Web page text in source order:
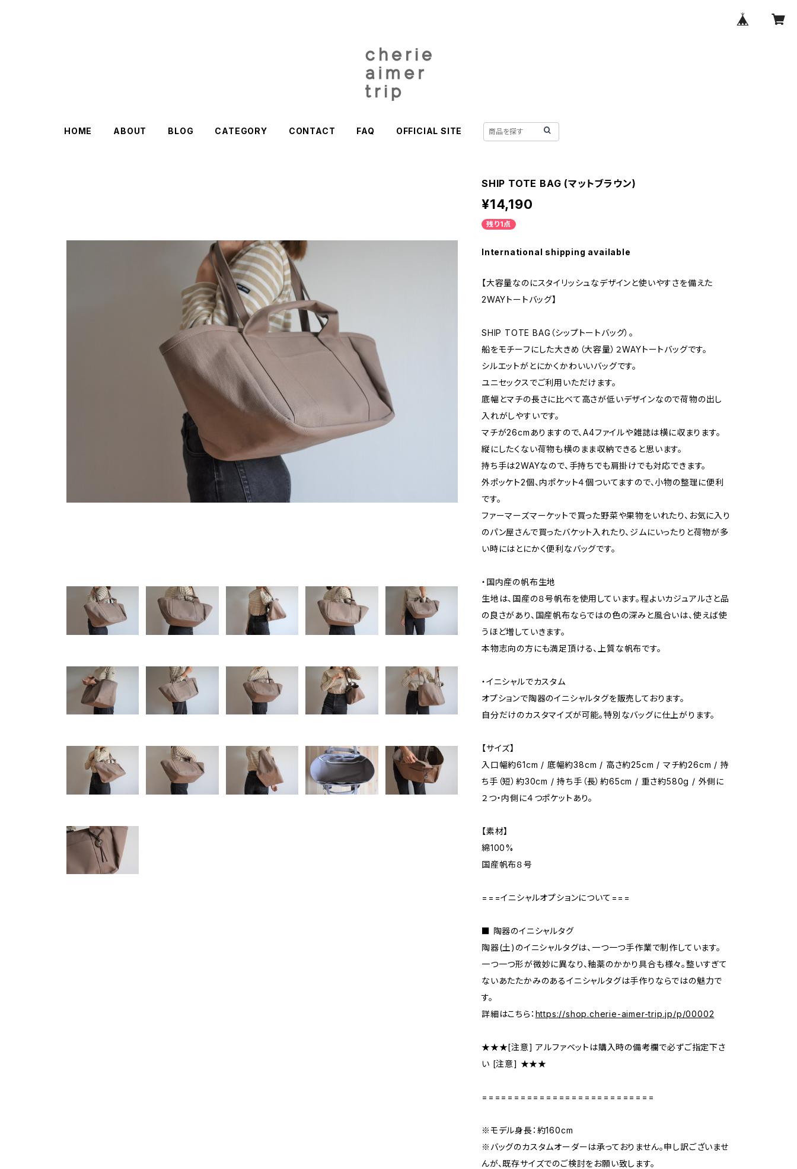
HOME ABOUT BLOG CATEGORY CONTACT FAQ OFFICIAL SITE
SHIP TOTE BAG (マットブラウン)
¥14,190
残り1点
International shipping available
【大容量なのにスタイリッシュなデザインと使いやすさを備えた
2WAYトートバッグ】
SHIP TOTE BAG（シップトートバッグ）。
船をモチーフにした大きめ（大容量）２WAYトートバッグです。
シルエットがとにかくかわいいバッグです。
ユニセックスでご利用いただけます。
底幅とマチの長さに比べて高さが低いデザインなので荷物の出し
入れがしやすいです。
マチが26cmありますので、A4ファイルや雑誌は横に収まります。
縦にしたくない荷物も横のまま収納できると思います。
持ち手は2WAYなので、手持ちでも肩掛けでも対応できます。
外ポッケト2個、内ポケット４個ついてますので、小物の整理に便利
です。
ファーマーズマーケットで買った野菜や果物をいれたり、お気に入り
のパン屋さんで買ったバケット入れたり、ジムにいったりと荷物が多
い時にはとにかく便利なバッグです。
・国内産の帆布生地
生地は、国産の８号帆布を使用しています。程よいカジュアルさと品
の良さがあり、国産帆布ならではの色の深みと風合いは、使えば使
うほど増していきます。
本物志向の方にも満足頂ける、上質な帆布です。
・イニシャルでカスタム
オプションで陶器のイニシャルタグを販売しております。
自分だけのカスタマイズが可能。特別なバッグに仕上がります。
【サイズ】
入口幅約61cm / 底幅約38cm / 高さ約25cm / マチ約26cm / 持
ち手（短）約30cm / 持ち手（長）約65cm / 重さ約580g / 外側に
２つ・内側に４つポケットあり。
【素材】
綿100%
国産帆布８号
===イニシャルオプションについて===
■ 陶器のイニシャルタグ
陶器(土)のイニシャルタグは、一つ一つ手作業で制作しています。
一つ一つ形が微妙に異なり、釉薬のかかり具合も様々。整いすぎて
ないあたたかみのあるイニシャルタグは手作りならではの魅力で
す。
詳細はこちら： https://shop.cherie-aimer-trip.jp/p/00002
★★★[注意] アルファベットは購入時の備考欄で必ずご指定下さ
い [注意] ★★★
===========================
※モデル身長：約160cm
※バッグのカスタムオーダーは承っておりません。申し訳ございませ
んが、既存サイズでのご検討をお願い致します。